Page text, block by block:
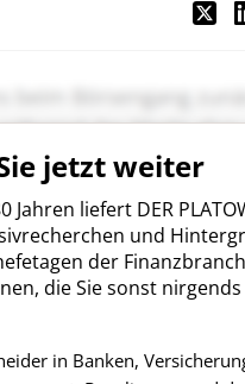
jetzt weiter
Jahren liefert DER
und
der
die Sie sonst nirgends
in Banken,